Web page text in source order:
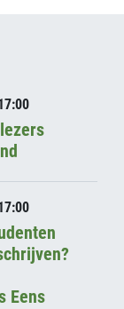
Eens